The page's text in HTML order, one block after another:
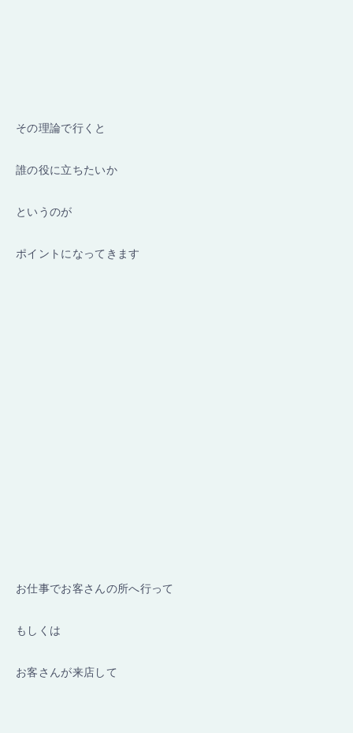
その理論で行くと
誰の役に立ちたいか
というのが
ポイントになってきます
お仕事でお客さんの所へ行って
もしくは
お客さんが来店して